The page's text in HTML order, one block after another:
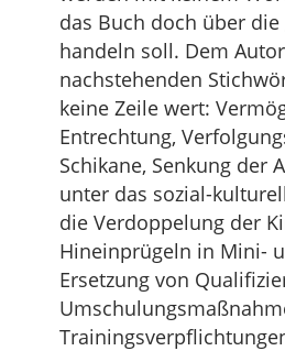
das Buch doch über die
handeln soll. Dem
nachstehenden
keine Zeile wert:
Entrechtung,
Schikane, Senkung der
unter das sozial-
die Verdoppelung der
Hineinprügeln in Mini-
Ersetzung von